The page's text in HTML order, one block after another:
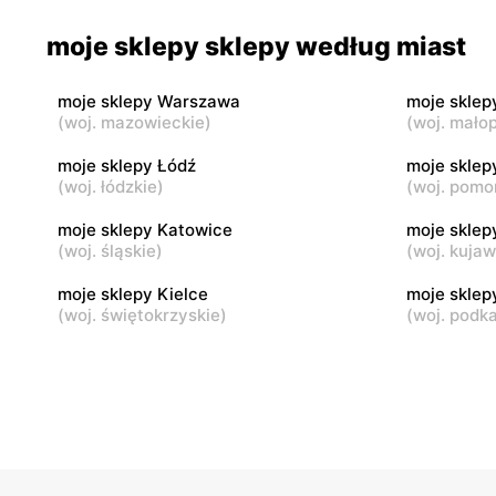
Jadachy, ul. Jadachy 111 Jeżowe, ul.
moje sklepy
Górki, ul. Górki 71
moje
Gumniska,
moje sklepy moje
moje sklepy sklepy według miast
moje sklepy Warszawa
(woj. mazowieckie)
moje
(woj.
moje sklepy Łódź
(woj. łódzkie)
moje
(woj.
moje sklepy Katowice
(woj. śląskie)
moje
(woj.
moje sklepy Kielce
(woj. świętokrzyskie)
moje
(woj.